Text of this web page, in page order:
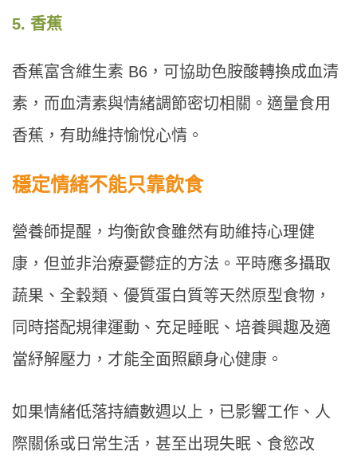
5. 香蕉
香蕉富含維生素 B6，可協助色胺酸轉換成血清
素，而血清素與情緒調節密切相關。適量食用
香蕉，有助維持愉悅心情。
穩定情緒不能只靠飲食
營養師提醒，均衡飲食雖然有助維持心理健
康，但並非治療憂鬱症的方法。平時應多攝取
蔬果、全穀類、優質蛋白質等天然原型食物，
同時搭配規律運動、充足睡眠、培養興趣及適
當紓解壓力，才能全面照顧身心健康。
如果情緒低落持續數週以上，已影響工作、人
際關係或日常生活，甚至出現失眠、食慾改